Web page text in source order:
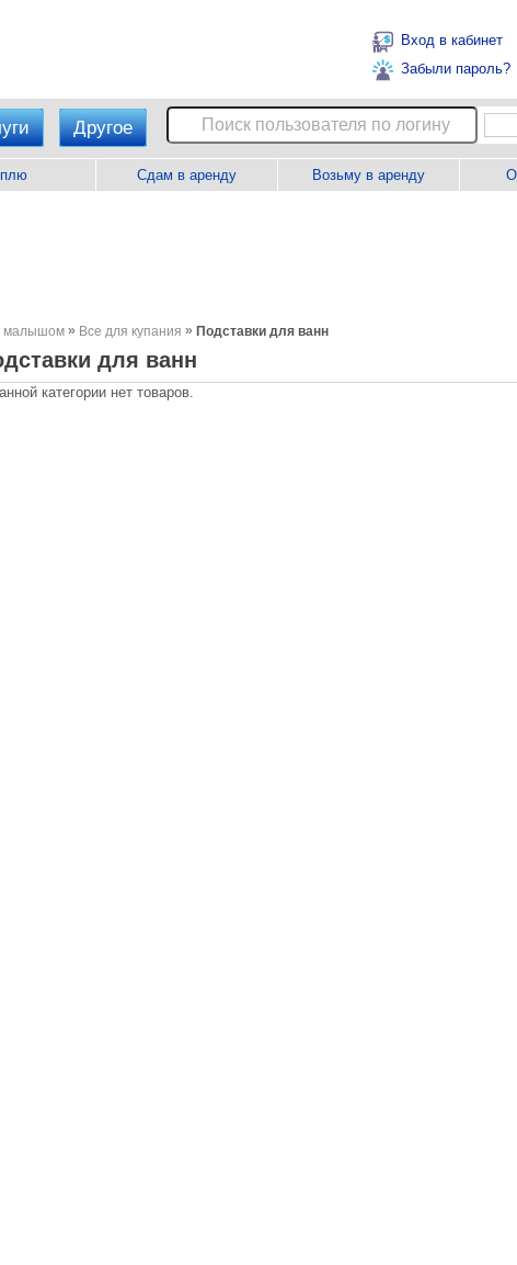
Вход в кабинет
Забыли пароль?
Другое
Сдам в аренду Возьму в аренду
малышом » Все для купания » Подставки для ванн
для ванн
категории нет товаров.